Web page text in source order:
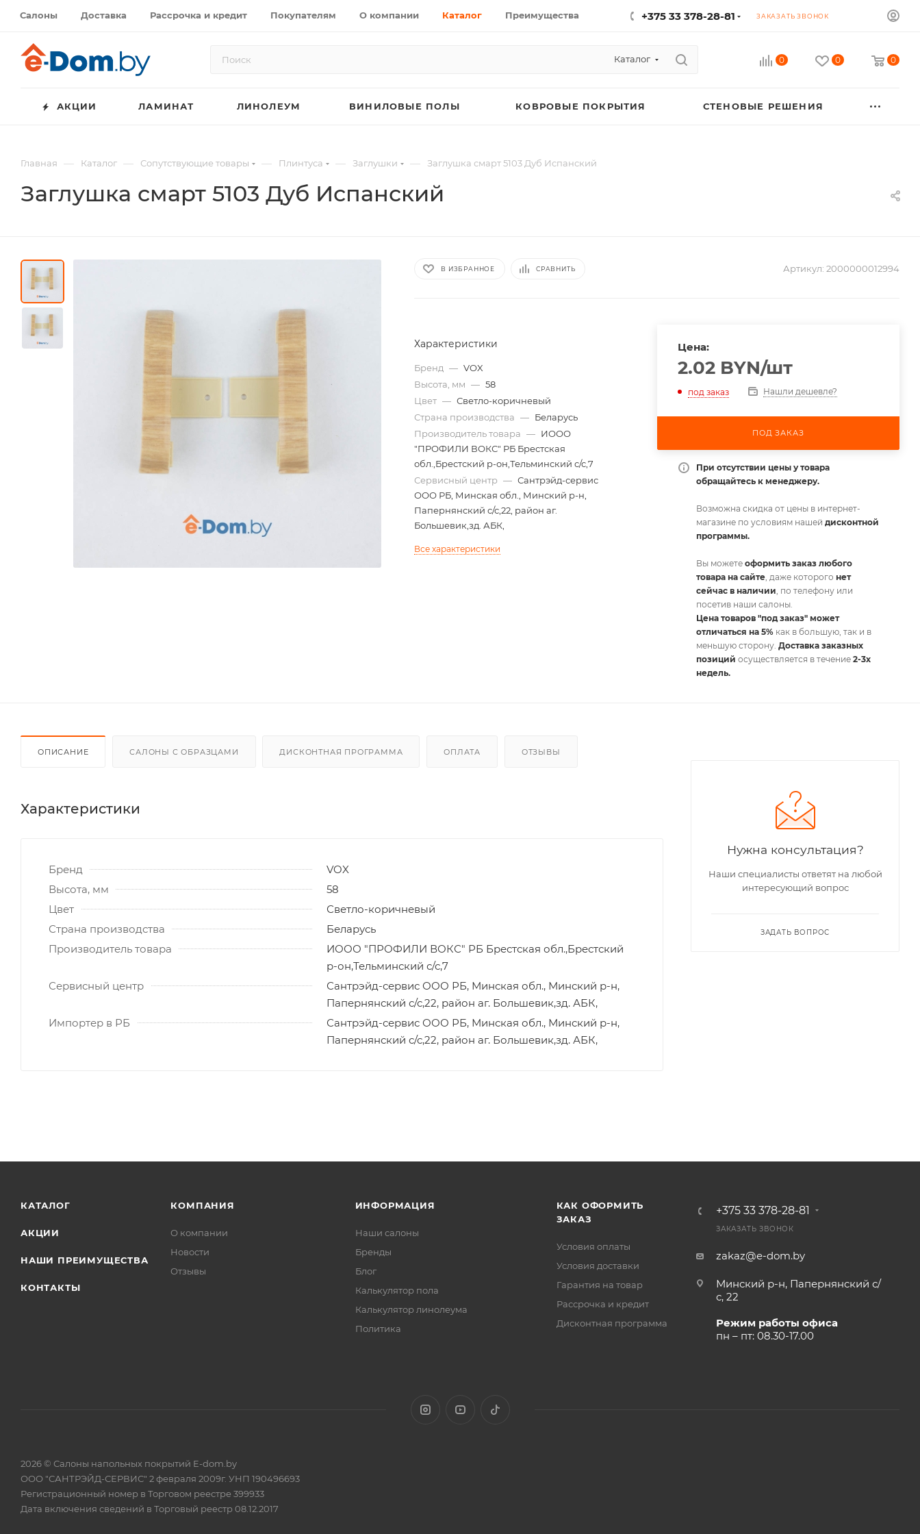
Салоны Доставка Рассрочка и кредит Покупателям О компании Каталог Преимущества +375 33 378-28-81 ЗАКАЗАТЬ ЗВОНОК
Каталог 0 0 0
АКЦИИ ЛАМИНАТ ЛИНОЛЕУМ ВИНИЛОВЫЕ ПОЛЫ КОВРОВЫЕ ПОКРЫТИЯ СТЕНОВЫЕ РЕШЕНИЯ
Главная — Каталог — Сопутствующие товары — Плинтуса — Заглушки — Заглушка смарт 5103 Дуб Испанский
Заглушка смарт 5103 Дуб Испанский
В ИЗБРАННОЕ СРАВНИТЬ Артикул: 2000000012994
Характеристики
Бренд — VOX
Высота, мм — 58
Цвет — Светло-коричневый
Страна производства — Беларусь
Производитель товара — ИООО
"ПРОФИЛИ ВОКС" РБ Брестская
обл.,Брестский р-он,Тельминский с/с,7
Сервисный центр — Сантрэйд-сервис
ООО РБ, Минская обл., Минский р-н,
Папернянский с/с,22, район аг.
Большевик,зд. АБК,
Все характеристики
Цена:
2.02BYN/шт
под заказ Нашли дешевле?
ПОД ЗАКАЗ
При отсутствии цены у товара
обращайтесь к менеджеру.
Возможна скидка от цены в интернет-
магазине по условиям нашей дисконтной
программы.
Вы можете оформить заказ любого
товара на сайте, даже которого нет
сейчас в наличии, по телефону или
посетив наши салоны.
Цена товаров "под заказ" может
отличаться на 5%как в большую, так и в
меньшую сторону. Доставка заказных
позиций осуществляется в течение 2-3х
недель.
ОПИСАНИЕ САЛОНЫ С ОБРАЗЦАМИ ДИСКОНТНАЯ ПРОГРАММА ОПЛАТА ОТЗЫВЫ
Характеристики
Бренд
VOX
Высота, мм
58
Цвет
Светло-коричневый
Страна производства
Беларусь
Производитель товара
ИООО "ПРОФИЛИ ВОКС" РБ Брестская обл.,Брестский
р-он,Тельминский с/с,7
Сервисный центр
Сантрэйд-сервис ООО РБ, Минская обл., Минский р-н,
Папернянский с/с,22, район аг. Большевик,зд. АБК,
Импортер в РБ
Сантрэйд-сервис ООО РБ, Минская обл., Минский р-н,
Папернянский с/с,22, район аг. Большевик,зд. АБК,
Нужна консультация?
Наши специалисты ответят на любой
интересующий вопрос
ЗАДАТЬ ВОПРОС
КАТАЛОГ
АКЦИИ
НАШИ ПРЕИМУЩЕСТВА
КОНТАКТЫ
КОМПАНИЯ
О компании
Новости
Отзывы
ИНФОРМАЦИЯ
Наши салоны
Бренды
Блог
Калькулятор пола
Калькулятор линолеума
Политика
КАК ОФОРМИТЬ
ЗАКАЗ
Условия оплаты
Условия доставки
Гарантия на товар
Рассрочка и кредит
Дисконтная программа
+375 33 378-28-81
ЗАКАЗАТЬ ЗВОНОК
zakaz@e-dom.by
Минский р-н, Папернянский с/
с, 22
Режим работы офиса
пн – пт: 08.30-17.00
2026 © Салоны напольных покрытий E-dom.by
ООО "САНТРЭЙД-СЕРВИС" 2 февраля 2009г. УНП 190496693
Регистрационный номер в Торговом реестре 399933
Дата включения сведений в Торговый реестр 08.12.2017